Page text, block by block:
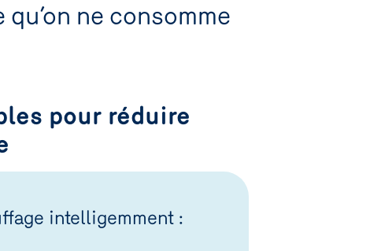
ne consomme
pour réduire
intelligemment :